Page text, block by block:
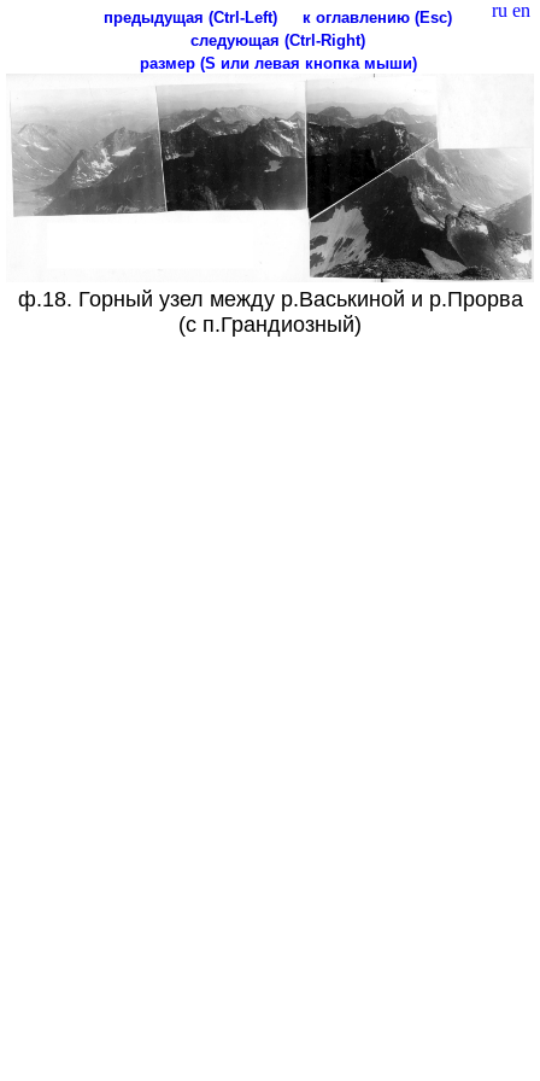
ru en
предыдущая (Ctrl-Left)
к оглавлению (Esc)
следующая (Ctrl-Right)
размер (S или левая кнопка мыши)
ф.18. Горный узел между р.Васькиной и р.Прорва
(с п.Грандиозный)